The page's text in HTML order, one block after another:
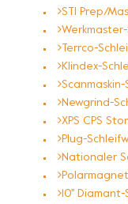
STI Prep/
Terrco-
Klindex-
Scanmaskin-
Newgrind-
XPS CPS
Plug-
Nationaler
10''